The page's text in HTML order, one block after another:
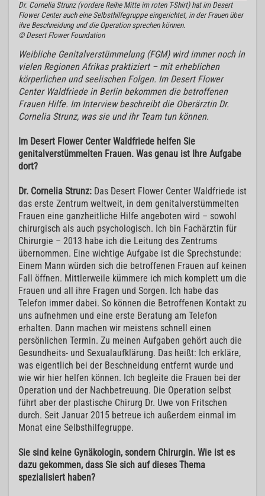
Dr. Cornelia Strunz (vordere Reihe Mitte im roten T-Shirt) hat im Desert
Flower Center auch eine Selbsthilfegruppe eingerichtet, in der Frauen über
ihre Beschneidung und die Operation sprechen können.
© Desert Flower Foundation
Weibliche Genitalverstümmelung (FGM) wird immer noch in
vielen Regionen Afrikas praktiziert – mit erheblichen
körperlichen und seelischen Folgen. Im Desert Flower
Center Waldfriede in Berlin bekommen die betroffenen
Frauen Hilfe. Im Interview beschreibt die Oberärztin Dr.
Cornelia Strunz, was sie und ihr Team tun können.
Im Desert Flower Center Waldfriede helfen Sie
genitalverstümmelten Frauen. Was genau ist Ihre Aufgabe
dort?
Dr. Cornelia Strunz: Das Desert Flower Center Waldfriede ist
das erste Zentrum weltweit, in dem genitalverstümmelten
Frauen eine ganzheitliche Hilfe angeboten wird – sowohl
chirurgisch als auch psychologisch. Ich bin Fachärztin für
Chirurgie – 2013 habe ich die Leitung des Zentrums
übernommen. Eine wichtige Aufgabe ist die Sprechstunde:
Einem Mann würden sich die betroffenen Frauen auf keinen
Fall öffnen. Mittlerweile kümmere ich mich komplett um die
Frauen und all ihre Fragen und Sorgen. Ich habe das
Telefon immer dabei. So können die Betroffenen Kontakt zu
uns aufnehmen und eine erste Beratung am Telefon
erhalten. Dann machen wir meistens schnell einen
persönlichen Termin. Zu meinen Aufgaben gehört auch die
Gesundheits- und Sexualaufklärung. Das heißt: Ich erkläre,
was eigentlich bei der Beschneidung entfernt wurde und
wie wir hier helfen können. Ich begleite die Frauen bei der
Operation und der Nachbetreuung. Die Operation selbst
führt aber der plastische Chirurg Dr. Uwe von Fritschen
durch. Seit Januar 2015 betreue ich außerdem einmal im
Monat eine Selbsthilfegruppe.
Sie sind keine Gynäkologin, sondern Chirurgin. Wie ist es
dazu gekommen, dass Sie sich auf dieses Thema
spezialisiert haben?